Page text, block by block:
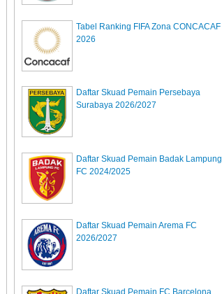
Tabel Ranking FIFA Zona CONCACAF
2026
Daftar Skuad Pemain Persebaya
Surabaya 2026/2027
Daftar Skuad Pemain Badak Lampung
FC 2024/2025
Daftar Skuad Pemain Arema FC
2026/2027
Daftar Skuad Pemain FC Barcelona